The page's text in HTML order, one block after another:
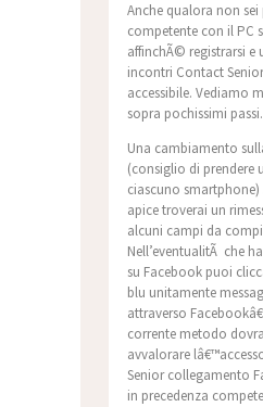
Anche qualora non sei
competente con il PC
affinchÃ© registrarsi e
incontri Contact
accessibile. Vediamo
sopra pochissimi passi.
Una cambiamento
(consiglio di prendere
ciascuno smartphone)
apice troverai un
alcuni campi da
Nell’eventualitÃ che
su Facebook puoi
blu unitamente
attraverso
corrente metodo
avvalorare
Senior collegamento
in precedenza